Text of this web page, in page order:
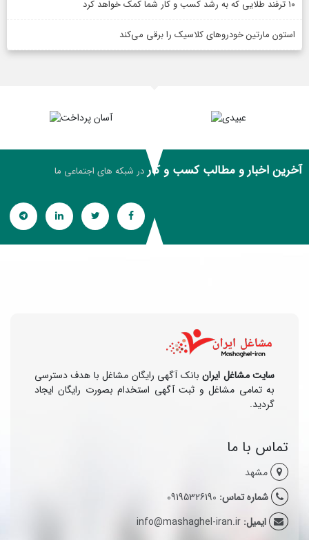
۱۰ ترفند طلایی که به رشد کسب و کار شما کمک خواهد کرد
استون مارتین خودروهای کلاسیک را برقی می‌کند
آخرین اخبار و مطالب کسب و کاردر شبکه های اجتماعی ما
سایت مشاغل ایرانبانک آگهی رایگان مشاغل با هدف دسترسی
به تمامی مشاغل و ثبت آگهی استخدام بصورت رایگان ایجاد
گردید.
تماس با ما
مشهد
شماره تماس: 09195326190
ایمیل: info@mashaghel-iran.ir